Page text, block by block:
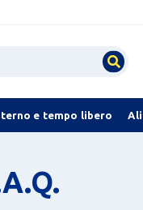
e tempo libero